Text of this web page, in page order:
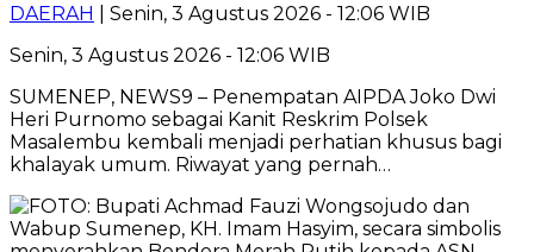
DAERAH
| Senin, 3 Agustus 2026 - 12:06 WIB
Senin, 3 Agustus 2026 - 12:06 WIB
SUMENEP, NEWS9 – Penempatan AIPDA Joko Dwi
Heri Purnomo sebagai Kanit Reskrim Polsek
Masalembu kembali menjadi perhatian khusus bagi
khalayak umum. Riwayat yang pernah…